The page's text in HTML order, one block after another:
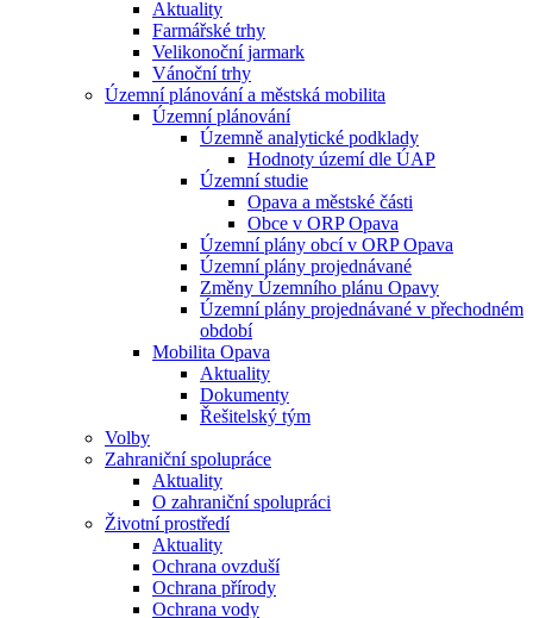
Aktuality
Farmářské trhy
Velikonoční jarmark
Vánoční trhy
Územní plánování a městská mobilita
Územní plánování
Územně analytické podklady
Hodnoty území dle ÚAP
Územní studie
Opava a městské části
Obce v ORP Opava
Územní plány obcí v ORP Opava
Územní plány projednávané
Změny Územního plánu Opavy
Územní plány projednávané v přechodném
období
Mobilita Opava
Aktuality
Dokumenty
Řešitelský tým
Volby
Zahraniční spolupráce
Aktuality
O zahraniční spolupráci
Životní prostředí
Aktuality
Ochrana ovzduší
Ochrana přírody
Ochrana vody